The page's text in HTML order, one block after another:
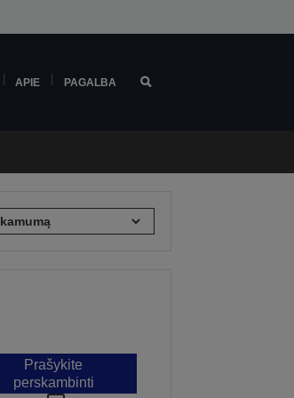
APIE PAGALBA
Prašykite
perskambinti